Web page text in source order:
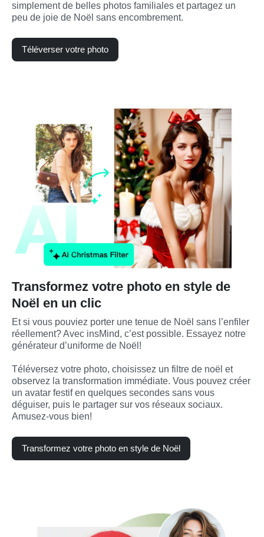
simplement de belles photos familiales et partagez un
peu de joie de Noël sans encombrement.
Téléverser votre photo
Transformez votre photo en style de
Noël en un clic
Et si vous pouviez porter une tenue de Noël sans l’enfiler
réellement? Avec insMind, c’est possible. Essayez notre
générateur d’uniforme de Noël!
Téléversez votre photo, choisissez un filtre de noël et
observez la transformation immédiate. Vous pouvez créer
un avatar festif en quelques secondes sans vous
déguiser, puis le partager sur vos réseaux sociaux.
Amusez-vous bien!
Transformez votre photo en style de Noël